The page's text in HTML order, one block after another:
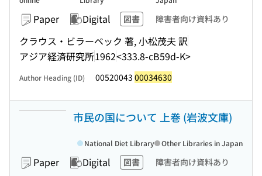
Paper Digital 図書 障害者向け資料あり
クラウス・ビラーベック 著, 小松茂夫 訳
アジア経済研究所1962<333.8-cB59d-K>
Author Heading (ID) 00520043 00034630
市民の国について 上巻 (岩波文庫)
Paper Digital 図書 障害者向け資料あり
National Diet Library Other Libraries in Japan